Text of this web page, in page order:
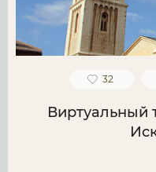
32
Виртуальный